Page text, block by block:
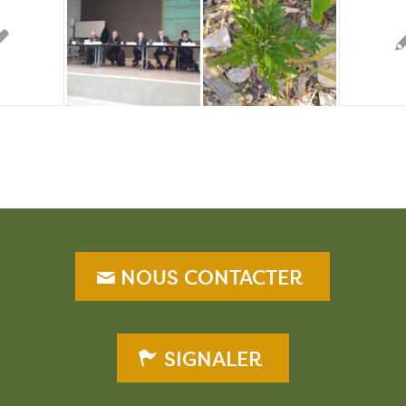
NOUS CONTACTER
SIGNALER